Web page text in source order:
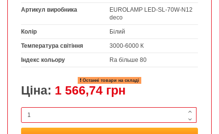
Артикул виробника
EUROLAMP LED-SL-70W-N12
deco
Колір Білий
Температура світіння 3000-6000 К
Індекс кольору Ra більше 80
Останні товари на складі
Ціна: 1 566,74 грн